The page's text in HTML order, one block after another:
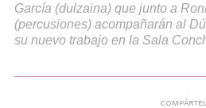
García (dulzaina) que junto a
(percusiones) acompañarán al
su nuevo trabajo en la Sala